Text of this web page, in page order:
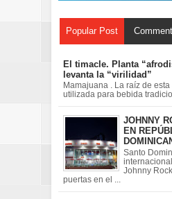
Popular Post
El timacle. Planta
levanta la “virilidad”
Mamajuana . La raíz de
utilizada para bebida
JOHNNY
EN
Santo
Johnny
puertas en el ...